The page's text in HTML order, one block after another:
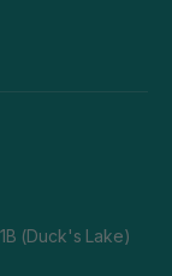
(Duck's Lake)